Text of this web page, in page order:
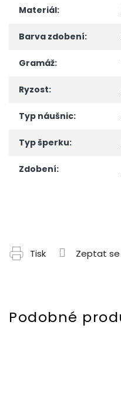
Materiál:
Barva zdobení:
Gramáž:
Ryzost:
Typ náušnic:
Typ šperku:
Zdobení:
Tisk Zeptat se